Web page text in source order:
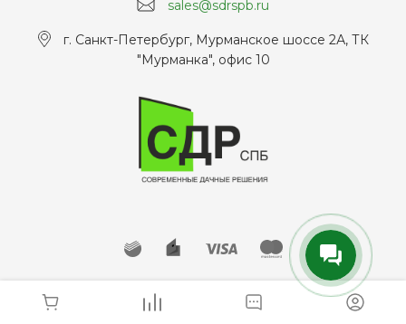
sales@sdrspb.ru
г. Санкт-Петербург, Мурманское шоссе 2А, ТК
"Мурманка", офис 10
© 2026 sdrspb.ru, Все права защищены